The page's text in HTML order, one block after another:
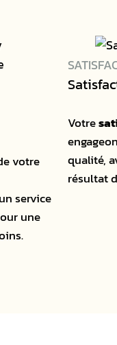
votre
service
une
Votre
qualité,
résultat